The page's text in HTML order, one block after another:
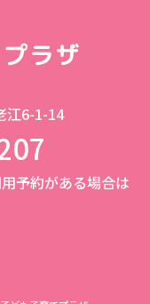
ラザ
江6-1-14
予約がある場合は